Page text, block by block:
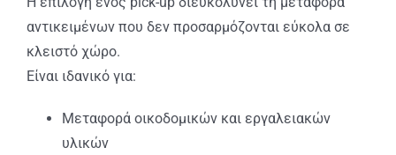
αντικειμένων που δεν προσαρμόζονται εύκολα σε
κλειστό χώρο.
Είναι ιδανικό για:
Μεταφορά οικοδομικών και εργαλειακών
υλικών